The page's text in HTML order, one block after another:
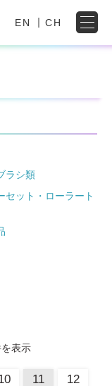
EN CH
ラシ類
セット・ローラート
表示
11
12